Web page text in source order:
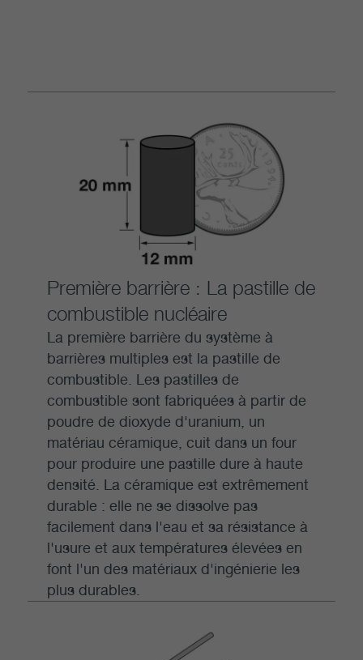
Première barrière : La pastille de
combustible nucléaire
La première barrière du système à
barrières multiples est la pastille de
combustible. Les pastilles de
combustible sont fabriquées à partir de
poudre de dioxyde d'uranium, un
matériau céramique, cuit dans un four
pour produire une pastille dure à haute
densité. La céramique est extrêmement
durable : elle ne se dissolve pas
facilement dans l'eau et sa résistance à
l'usure et aux températures élevées en
font l'un des matériaux d'ingénierie les
plus durables.